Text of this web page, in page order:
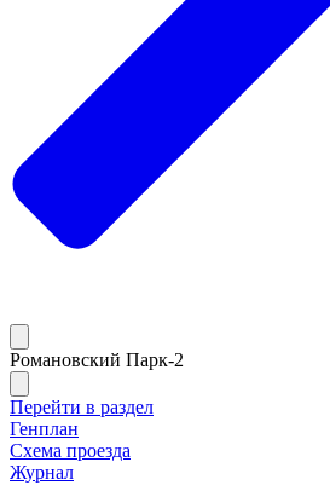
Романовский Парк-2
Перейти в раздел
Генплан
Схема проезда
Журнал